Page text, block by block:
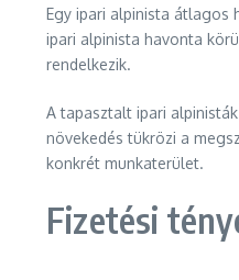
Egy ipari alpinista átlagos
ipari alpinista havonta
rendelkezik.
A tapasztalt ipari
növekedés tükrözi a
konkrét munkaterület.
Fizetési